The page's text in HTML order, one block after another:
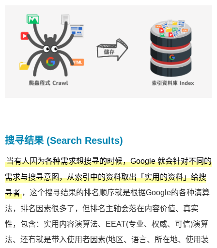
搜寻结果 (Search Results)
当有人因为各种需求想搜寻的时候，Google 就会针对不同的
需求与搜寻意图，从索引中的资料取出「实用的资料」给搜
寻者 ，这个搜寻结果的排名顺序就是根据Google的各种演算
法，排名因素很多了，但排名主轴会落在内容价值、真实
性，包含：实用内容演算法、EEAT(专业、权威、可信)演算
法、还有就是带入使用者因素(地区、语言、所在地、使用装